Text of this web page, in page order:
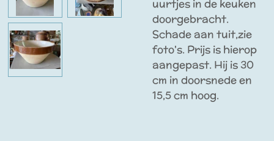
uurtjes in de keuken
doorgebracht.
Schade aan tuit,zie
foto's. Prijs is hierop
aangepast. Hij is 30
cm in doorsnede en
15,5 cm hoog.